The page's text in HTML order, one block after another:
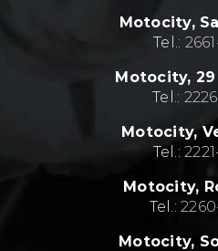
Motocity,
Tel.:
Motocity,
Tel.:
Motocity,
Tel.:
Motocity,
Tel.:
Motocity,